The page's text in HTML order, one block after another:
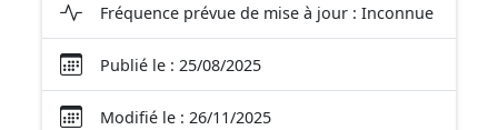
Fréquence prévue de mise à jour : Inconnue
Publié le : 25/08/2025
Modifié le : 26/11/2025